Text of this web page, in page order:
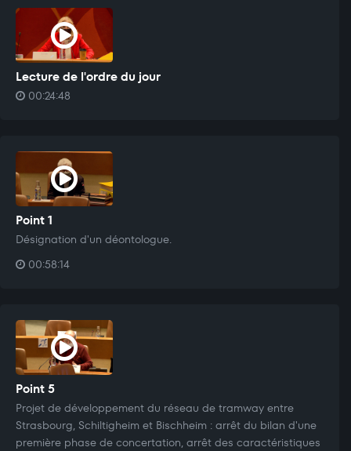
Lecture de l'ordre du jour
00:24:48
Point 1
Désignation d'un déontologue.
00:58:14
Point 5
Projet de développement du réseau de tramway entre
Strasbourg, Schiltigheim et Bischheim : arrêt du bilan d'une
première phase de concertation, arrêt des caractéristiques